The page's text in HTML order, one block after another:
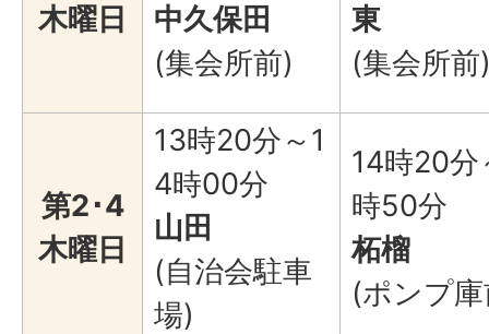
木曜日
中久保田
(集会所前)
東
(集会所前
第2･4
木曜日
13時20分～1
4時00分
山田
(自治会駐車
場)
14時20分
時50分
柘榴
(ポンプ